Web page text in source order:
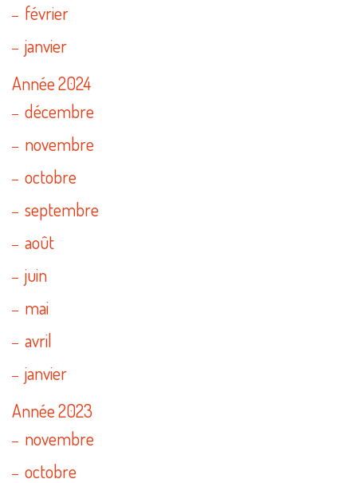
février
janvier
Année 2024
décembre
novembre
octobre
septembre
août
juin
mai
avril
janvier
Année 2023
novembre
octobre